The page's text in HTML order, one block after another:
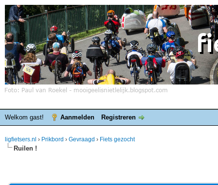
Welkom gast! Aanmelden Registreren
ligfietsers.nl › Prikbord › Gevraagd › Fiets gezocht
Ruilen !